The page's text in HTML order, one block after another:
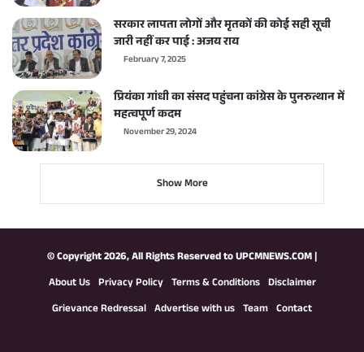
सरकार लापता लोगों और मृतकों की कोई सही सूची
जारी नहीं कर पाई : अजय राय
February 7, 2025
प्रियंका गांधी का संसद पहुंचना कांग्रेस के पुनरुत्थान में
महत्वपूर्ण कदम
November 29, 2024
Show More
© Copyright 2026, All Rights Reserved toUPCMNEWS.COM|
About Us Privacy Policy Terms & Conditions Disclaimer
Grievance Redressal Advertise with us Team Contact